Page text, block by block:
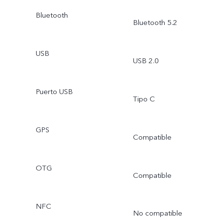
Bluetooth
Bluetooth 5.2
USB
USB 2.0
Puerto USB
Tipo C
GPS
Compatible
OTG
Compatible
NFC
No compatible